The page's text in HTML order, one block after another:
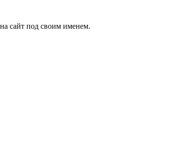
сайт под своим именем.